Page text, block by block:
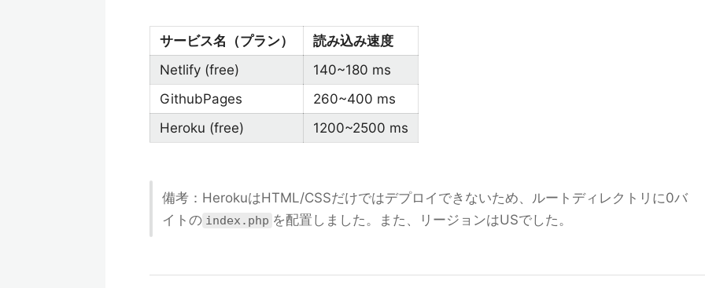
サービス名（プラン）
読み込み速度
Netlify (free)
140~180 ms
GithubPages
260~400 ms
Heroku (free)
1200~2500 ms
備考：HerokuはHTML/CSSだけではデプロイできないため、ルートディレクトリに0バ
イトの index.php を配置しました。また、リージョンはUSでした。